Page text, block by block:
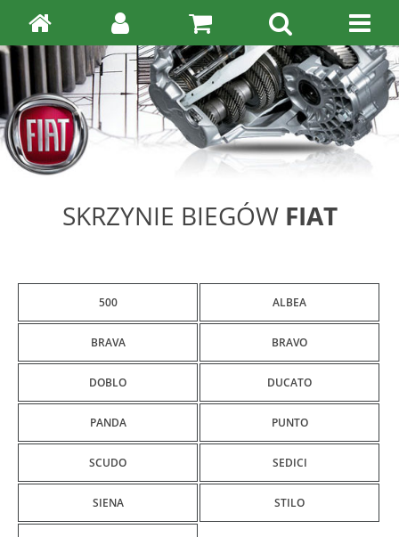
SKRZYNIE BIEGÓW FIAT
500 ALBEA
BRAVA BRAVO
DOBLO DUCATO
PANDA PUNTO
SCUDO SEDICI
SIENA STILO